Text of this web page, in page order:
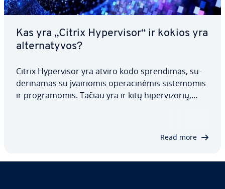
Kas yra „Citrix Hy­per­vi­sor“ ir kokios yra
al­ter­na­ty­vos?
Citrix Hy­per­vi­sor yra atviro kodo spren­di­mas, su­
de­ri­na­mas su įvai­rio­mis ope­ra­ci­nė­mis sis­te­mo­mis
ir prog­ra­mo­mis. Tačiau yra ir kitų hi­per­vi­zo­rių,
Read more